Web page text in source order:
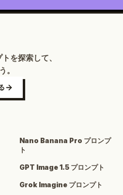
を探索して、
。
Nano Banana Pro プロンプ
ト
GPT Image 1.5 プロンプト
Grok Imagine プロンプト